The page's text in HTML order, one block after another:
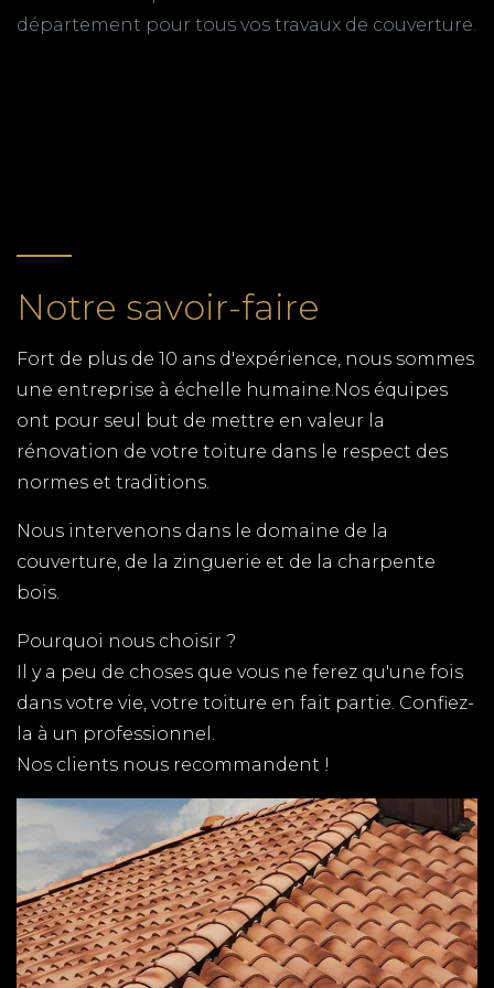
PLAQUISTE MARENNES
COUVERTURE LE GUA
Faites Confiance à Notre Savoir-Faire pour Tous
Maritime (17). TPG RENOVATION, Devis Gratuit sur
Mesure · Qualité Professionnelle · Entreprise
Certifiée
CUISINISTE 17200
TPG RENOVATION est spécialiste de la cuisine en
Charente-Maritime. Une gamme complète de
cuisine et des menuisiers qualifiés pour tous les
COUVREUR A BREUILLET
Vous cherchez un couvreur à Breuillet, TPG
RENOVATION est là pour vous conseiller et
réaliser vos travaux de couverture. 06 01 26 18 62.
Devis gratuit et intervention rapide
ZINGUERIE SAINT-SULPICE-
DE-ROYAN
TPG RENOVATION intervient sur l'ensemble du
département de la Charente-Maritime (17) pour
tous vos travaux de zinguerie. Gouttières,
département pour tous vos travaux de couverture.
Notre savoir-faire
Fort de plus de 10 ans d'expérience, nous sommes
une entreprise à échelle humaine.Nos équipes
ont pour seul but de mettre en valeur la
rénovation de votre toiture dans le respect des
normes et traditions.
Nous intervenons dans le domaine de la
couverture, de la zinguerie et de la charpente
bois.
Pourquoi nous choisir ?
Il y a peu de choses que vous ne ferez qu'une fois
dans votre vie, votre toiture en fait partie. Confiez-
la à un professionnel.
Nos clients nous recommandent !